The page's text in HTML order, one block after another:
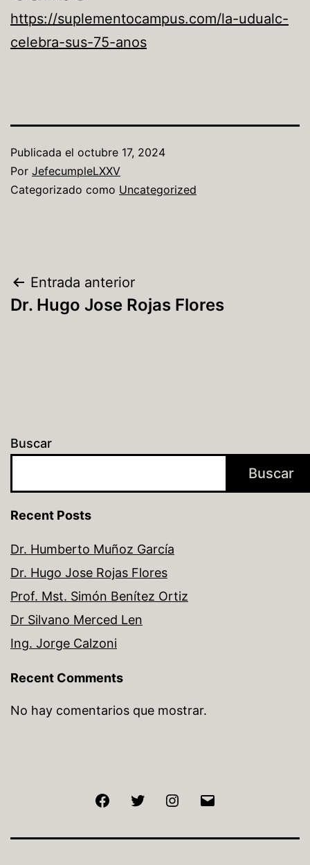
https://suplementocampus.com/la-udualc-
celebra-sus-75-anos
Publicada el octubre 17, 2024
Por JefecumpleLXXV
Categorizado como Uncategorized
Entrada anterior
Dr. Hugo Jose Rojas Flores
Buscar
Buscar
Recent Posts
Dr. Humberto Muñoz García
Dr. Hugo Jose Rojas Flores
Prof. Mst. Simón Benítez Ortiz
Dr Silvano Merced Len
Ing. Jorge Calzoni
Recent Comments
No hay comentarios que mostrar.